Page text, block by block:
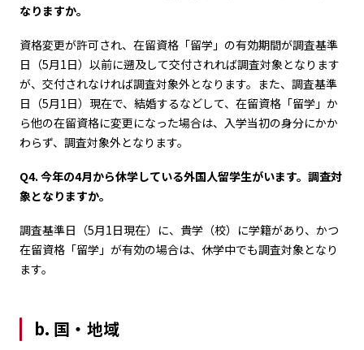
なりますか。
資格変更が許可され、在留資格「留学」の有効期間が調査基準
日（5月1日）以前に遡及して交付されれば調査対象となります
が、交付されなければ調査対象外となります。また、調査基準
日（5月1日）現在で、結婚するなどして、在留資格「留学」か
ら他の在留資格に変更になった場合は、入学当初の身分にかか
わらず、調査対象外となります。
Q4. 今年の4月から休学している外国人留学生がいます。調査対
象となりますか。
調査基準日（5月1日現在）に、貴学（校）に学籍があり、かつ
在留資格「留学」が有効の場合は、休学中でも調査対象となり
ます。
b. 国・地域